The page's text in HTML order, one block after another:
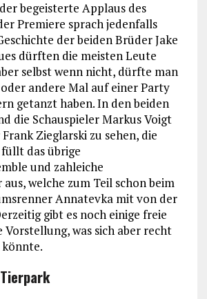
begeisterte Applaus des
Premiere sprach jedenfalls
der beiden Brüder Jake
dürften die meisten Leute
selbst wenn nicht, dürfte man
andere Mal auf einer Party
getanzt haben. In den beiden
die Schauspieler Markus Voigt
Zieglarski zu sehen, die
das übrige
und zahleiche
welche zum Teil schon beim
Annatevka mit von der
gibt es noch einige freie
Vorstellung, was sich aber recht